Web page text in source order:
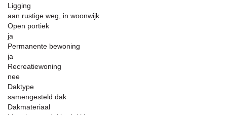
Ligging
aan rustige weg, in woonwijk
Open portiek
ja
Permanente bewoning
ja
Recreatiewoning
nee
Daktype
samengesteld dak
Dakmateriaal